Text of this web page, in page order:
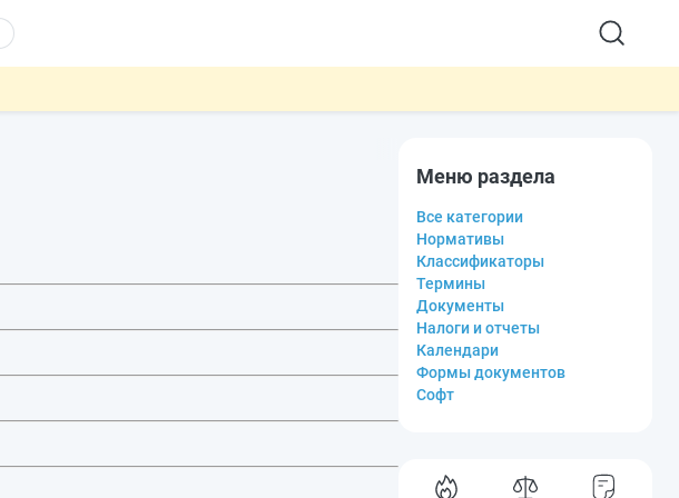
Меню раздела
Все категории
Нормативы
Классификаторы
Термины
Документы
Налоги и отчеты
Календари
Формы документов
Софт